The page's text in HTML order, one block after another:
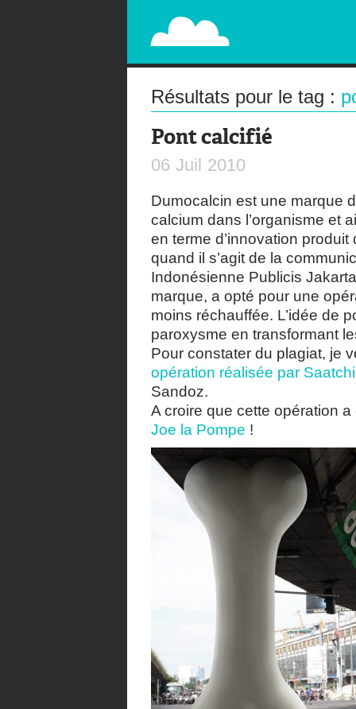
PAPERPLANE
STREET, AMBIENT, GUÉRILLA MARKETING
Résultats pour le tag :
Pont calcifié
06 Juil 2010
Dumocalcin est une marque
calcium dans l’organisme et
en terme d’innovation
quand il s’agit de la
Indonésienne Publicis
marque, a opté pour une
moins réchauffée. L’idée de
paroxysme en transformant
Pour constater du plagiat, je
opération réalisée par
Sandoz.
A croire que cette opération
Joe la Pompe !